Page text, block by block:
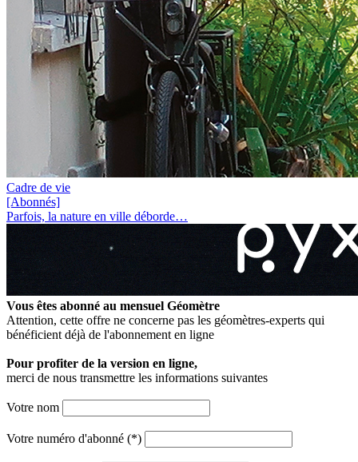
Cadre de vie
[Abonnés]
Parfois, la nature en ville déborde…
Vous êtes abonné au mensuel Géomètre
Attention, cette offre ne concerne pas les géomètres-experts qui
bénéficient déjà de l'abonnement en ligne
Pour profiter de la version en ligne,
merci de nous transmettre les informations suivantes
Votre nom
Votre numéro d'abonné (*)